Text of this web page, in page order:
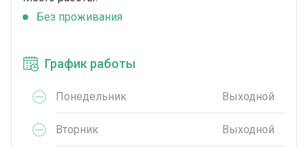
Без проживания
График работы
Понедельник Выходной
Вторник Выходной